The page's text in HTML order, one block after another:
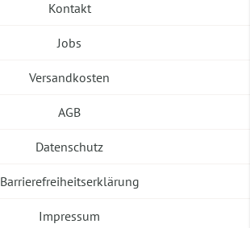
Kontakt
Jobs
Versandkosten
AGB
Datenschutz
Barrierefreiheitserklärung
Impressum